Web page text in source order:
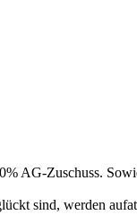
AG-Zuschuss.
sind, werden